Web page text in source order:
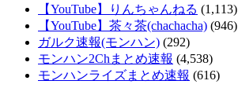
【YouTube】りんちゃんねる (1,113)
【YouTube】茶々茶(chachacha) (946)
ガルク速報(モンハン) (292)
モンハン2Chまとめ速報 (4,538)
モンハンライズまとめ速報 (616)